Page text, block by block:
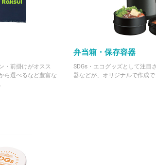
・前掛けがオスス
ら選べるなど豊富な
弁当箱・保存容器
SDGs・エコグッズとして注目
器などが、オリジナルで作成で